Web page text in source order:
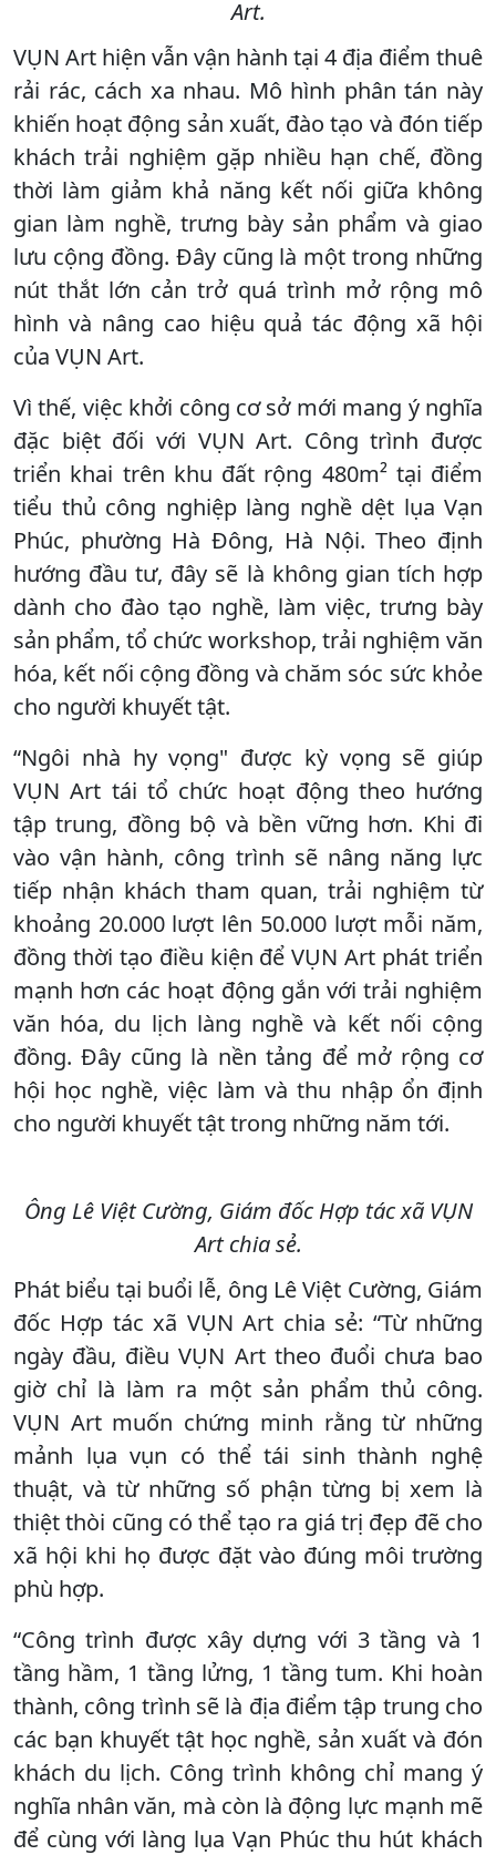
Art.
VỤN Art hiện vẫn vận hành tại 4 địa điểm thuê
rải rác, cách xa nhau. Mô hình phân tán này
khiến hoạt động sản xuất, đào tạo và đón tiếp
khách trải nghiệm gặp nhiều hạn chế, đồng
thời làm giảm khả năng kết nối giữa không
gian làm nghề, trưng bày sản phẩm và giao
lưu cộng đồng. Đây cũng là một trong những
nút thắt lớn cản trở quá trình mở rộng mô
hình và nâng cao hiệu quả tác động xã hội
của VỤN Art.
Vì thế, việc khởi công cơ sở mới mang ý nghĩa
đặc biệt đối với VỤN Art. Công trình được
triển khai trên khu đất rộng 480m² tại điểm
tiểu thủ công nghiệp làng nghề dệt lụa Vạn
Phúc, phường Hà Đông, Hà Nội. Theo định
hướng đầu tư, đây sẽ là không gian tích hợp
dành cho đào tạo nghề, làm việc, trưng bày
sản phẩm, tổ chức workshop, trải nghiệm văn
hóa, kết nối cộng đồng và chăm sóc sức khỏe
cho người khuyết tật.
“Ngôi nhà hy vọng" được kỳ vọng sẽ giúp
VỤN Art tái tổ chức hoạt động theo hướng
tập trung, đồng bộ và bền vững hơn. Khi đi
vào vận hành, công trình sẽ nâng năng lực
tiếp nhận khách tham quan, trải nghiệm từ
khoảng 20.000 lượt lên 50.000 lượt mỗi năm,
đồng thời tạo điều kiện để VỤN Art phát triển
mạnh hơn các hoạt động gắn với trải nghiệm
văn hóa, du lịch làng nghề và kết nối cộng
đồng. Đây cũng là nền tảng để mở rộng cơ
hội học nghề, việc làm và thu nhập ổn định
cho người khuyết tật trong những năm tới.
Ông Lê Việt Cường, Giám đốc Hợp tác xã VỤN
Art chia sẻ.
Phát biểu tại buổi lễ, ông Lê Việt Cường, Giám
đốc Hợp tác xã VỤN Art chia sẻ: “Từ những
ngày đầu, điều VỤN Art theo đuổi chưa bao
giờ chỉ là làm ra một sản phẩm thủ công.
VỤN Art muốn chứng minh rằng từ những
mảnh lụa vụn có thể tái sinh thành nghệ
thuật, và từ những số phận từng bị xem là
thiệt thòi cũng có thể tạo ra giá trị đẹp đẽ cho
xã hội khi họ được đặt vào đúng môi trường
phù hợp.
“Công trình được xây dựng với 3 tầng và 1
tầng hầm, 1 tầng lửng, 1 tầng tum. Khi hoàn
thành, công trình sẽ là địa điểm tập trung cho
các bạn khuyết tật học nghề, sản xuất và đón
khách du lịch. Công trình không chỉ mang ý
nghĩa nhân văn, mà còn là động lực mạnh mẽ
để cùng với làng lụa Vạn Phúc thu hút khách